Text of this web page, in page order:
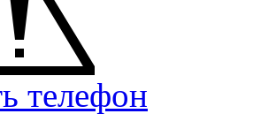
телефон